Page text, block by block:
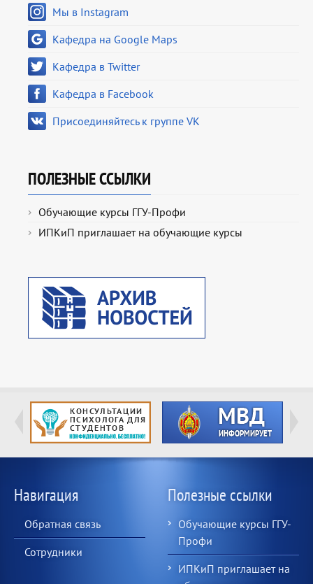
Мы в Instagram
Кафедра на Google Maps
Кафедра в Twitter
Кафедра в Facebook
Присоединяйтесь к группе VK
ПОЛЕЗНЫЕ ССЫЛКИ
Обучающие курсы ГГУ-Профи
ИПКиП приглашает на обучающие курсы
Навигация
Обратная связь
Сотрудники
Полезные ссылки
Обучающие курсы ГГУ-
Профи
ИПКиП приглашает на